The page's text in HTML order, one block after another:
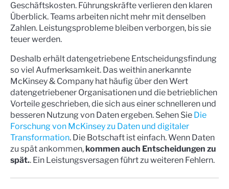
Geschäftskosten. Führungskräfte verlieren den klaren
Überblick. Teams arbeiten nicht mehr mit denselben
Zahlen. Leistungsprobleme bleiben verborgen, bis sie
teuer werden.
Deshalb erhält datengetriebene Entscheidungsfindung
so viel Aufmerksamkeit. Das weithin anerkannte
McKinsey & Company hat häufig über den Wert
datengetriebener Organisationen und die betrieblichen
Vorteile geschrieben, die sich aus einer schnelleren und
besseren Nutzung von Daten ergeben. Sehen Sie Die
Forschung von McKinsey zu Daten und digitaler
Transformation. Die Botschaft ist einfach. Wenn Daten
zu spät ankommen, kommen auch Entscheidungen zu
spät.. Ein Leistungsversagen führt zu weiteren Fehlern.